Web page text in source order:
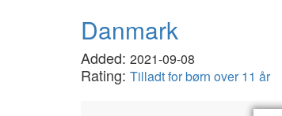
Danmark
Added: 2021-09-08
Rating: Tilladt for børn over 11 år